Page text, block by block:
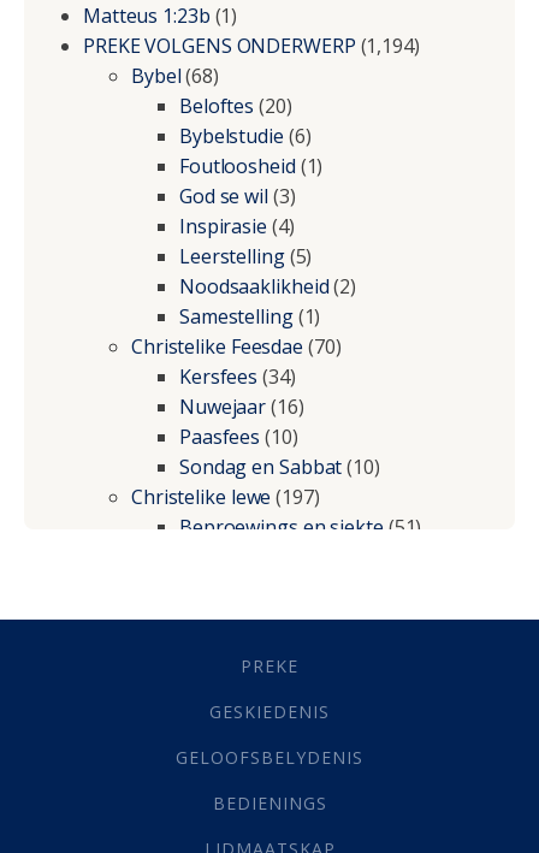
Matteus 1:23b (1)
PREKE VOLGENS ONDERWERP (1,194)
Bybel(68)
Beloftes (20)
Bybelstudie (6)
Foutloosheid (1)
God se wil (3)
Inspirasie (4)
Leerstelling(5)
Noodsaaklikheid(2)
Samestelling(1)
Christelike Feesdae (70)
Kersfees (34)
Nuwejaar(16)
Paasfees (10)
Sondag en Sabbat(10)
Christelike lewe (197)
Beproewings en siekte(51)
Geestelike Groei(10)
(21)
Grys Areas(4)
Lewensdoel(3)
Selfondersoek(1)
PREKE
GESKIEDENIS
GELOOFSBELYDENIS
BEDIENINGS
LIDMAATSKAP